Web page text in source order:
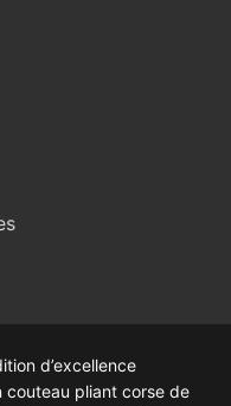
d’excellence
couteau pliant corse de